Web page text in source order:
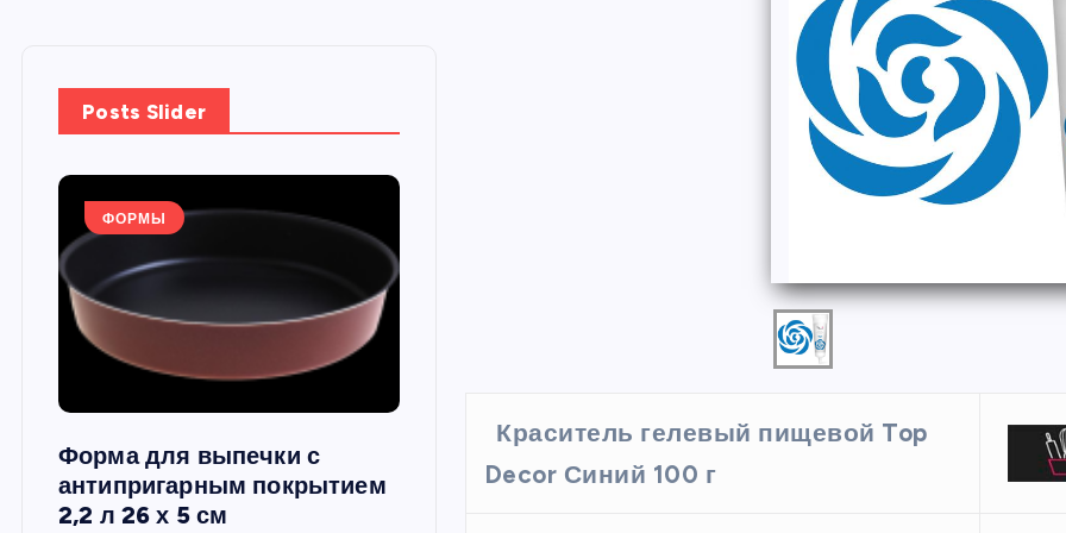
Posts Slider
ФОРМЫ
Форма для выпечки с
антипригарным покрытием
2,2 л 26 х 5 см
Силиконовая форма
круглая, 22 х 6 см
Силиконовая форма для
выпечки 9 ячеек,
Краситель гелевый пищевой Top
Decor Синий 100 г